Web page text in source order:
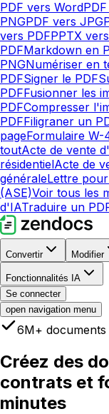
PDF vers Word
PNGPDF vers JPG
vers PDFPPTX
PDFMarkdown en
PNGNumériser en
PDFSigner le PDF
PDFFusionner les
PDFCompresser
PDFFiligraner un
pageFormulaire W-
toutActe de vente
résidentielActe de
généraleLettre
(ASE)Voir tous les
d'IATraduire un
Convertir Modifier
Fonctionnalités IA
Se connecter
open navigation menu
6M+ documents
Créez des
contrats et
minutes